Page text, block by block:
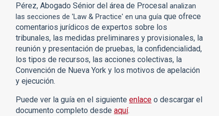
Pérez, Abogado Sénior del área de Procesal analizan
las secciones de 'Law & Practice' en una guía que ofrece
comentarios jurídicos de expertos sobre los
tribunales, las medidas preliminares y provisionales, la
reunión y presentación de pruebas, la confidencialidad,
los tipos de recursos, las acciones colectivas, la
Convención de Nueva York y los motivos de apelación
y ejecución.
Puede ver la guía en el siguiente enlace o descargar el
documento completo desde aquí.